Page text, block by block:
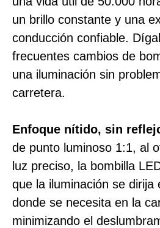
un brillo constante y una
conducción confiable.
frecuentes cambios de
una iluminación sin
carretera.
Enfoque nítido, sin
de punto luminoso 1:1, al
luz preciso, la bombilla
que la iluminación se dirija
donde se necesita en la
minimizando el